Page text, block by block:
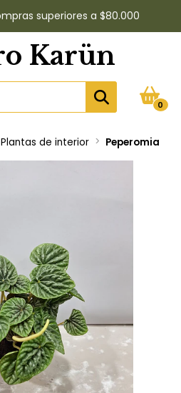
superiores a $80.000
Karün
0
Plantas de interior Peperomia